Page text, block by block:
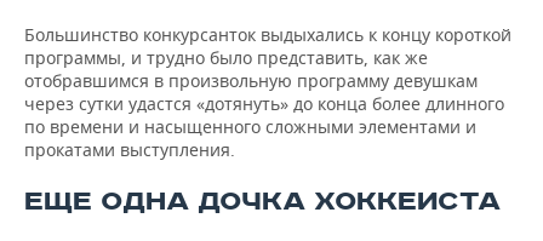
Большинство конкурсанток выдыхались к концу короткой
программы, и трудно было представить, как же
отобравшимся в произвольную программу девушкам
через сутки удастся «дотянуть» до конца более длинного
по времени и насыщенного сложными элементами и
прокатами выступления.
ЕЩЕ ОДНА ДОЧКА ХОККЕИСТА